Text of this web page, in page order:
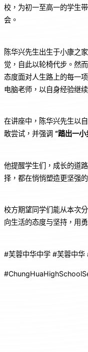
校，为初一至高一的学生
会。
陈华兴先生出生于小康之
觉，自此以轮椅代步。然
态度面对人生路上的每一
电脑老师，以自身经验继
在讲座中，陈华兴先生以
敢尝试，并强调 “踏出一
他提醒学生们，成长的道
择，都在悄悄塑造更坚强
校方期望同学们能从本次
向生活的态度与坚持，用
#芙蓉中华中学 #芙蓉中华